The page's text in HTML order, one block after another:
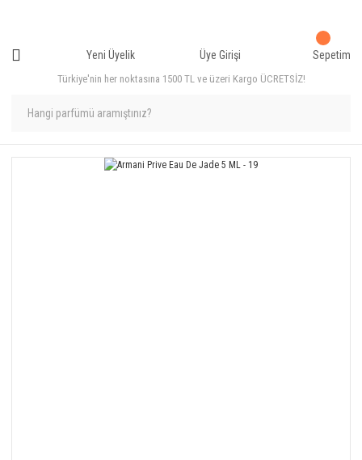
Türkiye'nin her noktasına 1500 TL ve üzeri Kargo ÜCRETSİZ!
Yeni Üyelik Üye Girişi Sepetim